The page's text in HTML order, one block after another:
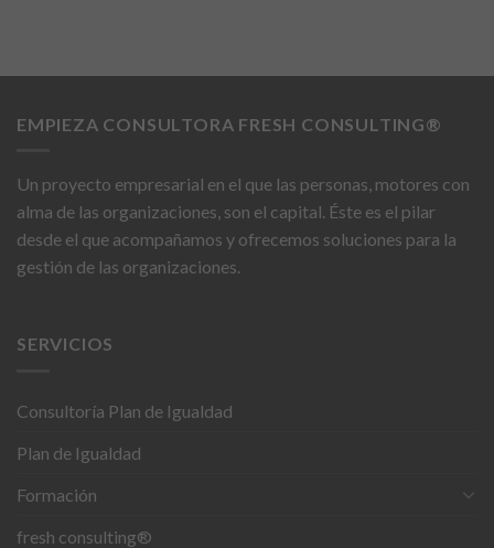
EMPIEZA CONSULTORA FRESH CONSULTING®
Un proyecto empresarial en el que las personas, motores con
alma de las organizaciones, son el capital. Éste es el pilar
desde el que acompañamos y ofrecemos soluciones para la
gestión de las organizaciones.
SERVICIOS
Consultoría Plan de Igualdad
Plan de Igualdad
Formación
fresh consulting®